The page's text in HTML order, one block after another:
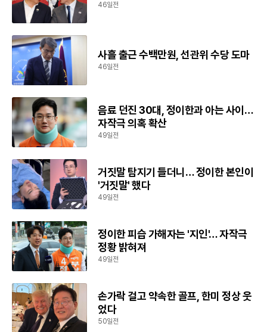
46일전
사흘 출근 수백만원, 선관위 수당 도마
46일전
음료 던진 30대, 정이한과 아는 사이…
자작극 의혹 확산
49일전
거짓말 탐지기 들더니… 정이한 본인이
'거짓말' 했다
49일전
정이한 피습 가해자는 '지인'… 자작극
정황 밝혀져
49일전
손가락 걸고 약속한 골프, 한미 정상 웃
었다
50일전